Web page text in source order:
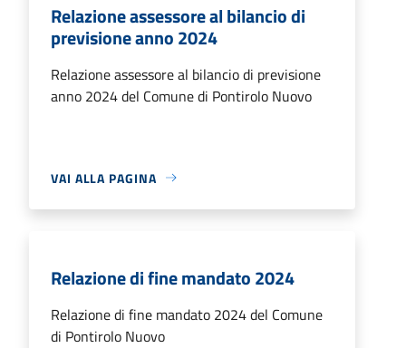
Relazione assessore al bilancio di
previsione anno 2024
Relazione assessore al bilancio di previsione
anno 2024 del Comune di Pontirolo Nuovo
VAI ALLA PAGINA
Relazione di fine mandato 2024
Relazione di fine mandato 2024 del Comune
di Pontirolo Nuovo